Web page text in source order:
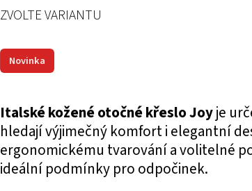
Italské kožené otočné křeslo Joyje
hledají výjimečný komfort i elegantní
ergonomickému tvarování a volitelné
ideální podmínky pro odpočinek.
Novinka
ZVOLTE VARIANTU